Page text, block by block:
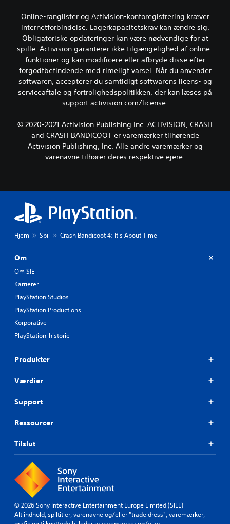
Online-ranglister og Activision-kontoregistrering kræver
internetforbindelse. Lagerkapacitetskrav kan ændre sig.
Obligatoriske opdateringer kan være nødvendige for at
spille. Activision garanterer ikke tilgængelighed af online-
funktioner og kan modificere eller afbryde disse efter
forgodtbefindende med rimeligt varsel. Når du anvender
softwaren, accepterer du samtidigt softwarens licens- og
serviceaftale og fortrolighedspolitikken, der kan læses på
support.activision.com/license.
© 2020-2021 Activision Publishing Inc. ACTIVISION, CRASH
and CRASH BANDICOOT er varemærker tilhørende
Activision Publishing, Inc. Alle andre varemærker og
varenavne tilhører deres respektive ejere.
Hjem Spil Crash Bandicoot 4: It's About Time
Om
Om SIE
Karrierer
PlayStation Studios
PlayStation Productions
Korporative
PlayStation-historie
Produkter
Værdier
Support
Ressourcer
Tilslut
© 2026 Sony Interactive Entertainment Europe Limited (SIEE)
Alt indhold, spiltitler, varenavne og/eller "trade dress", varemærker,